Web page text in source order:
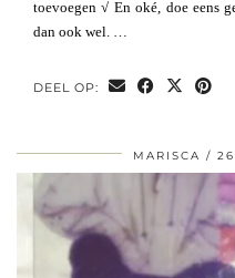
toevoegen √ En oké, doe eens
dan ook wel. …
DEEL OP:
MARISCA